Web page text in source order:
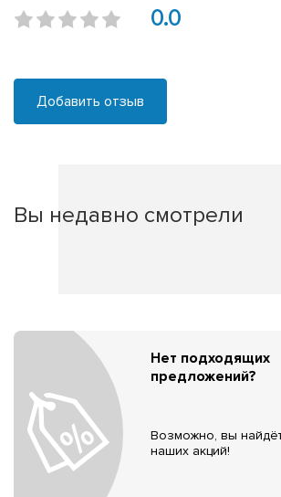
0.0
Добавить отзыв
Вы недавно смотрели
Нет подходящих
предложений?
Возможно, вы
наших акций!